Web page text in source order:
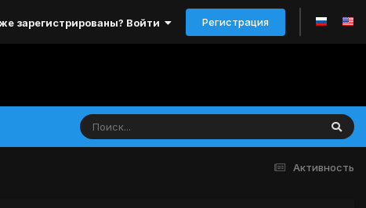
зарегистрированы? Войти Регистрация
Активность